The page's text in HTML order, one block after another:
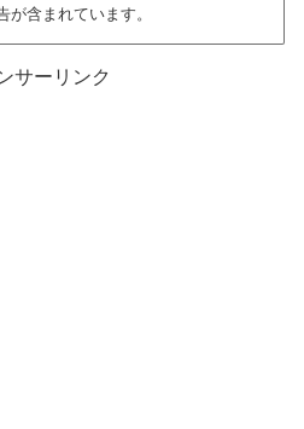
が含まれています。
サーリンク